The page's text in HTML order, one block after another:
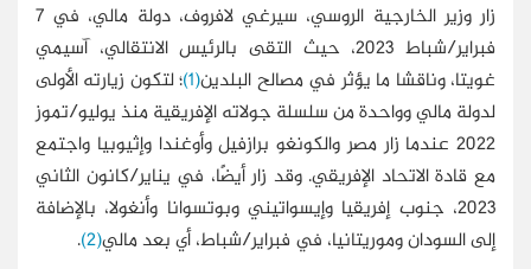
زار وزير الخارجية الروسي، سيرغي لافروف، دولة مالي، في 7
فبراير/شباط 2023، حيث التقى بالرئيس الانتقالي، آسيمي
غويتا، وناقشا ما يؤثر في مصالح البلدين(1) ؛ لتكون زيارته الأولى
لدولة مالي وواحدة من سلسلة جولاته الإفريقية منذ يوليو/تموز
2022 عندما زار مصر والكونغو برازفيل وأوغندا وإثيوبيا واجتمع
مع قادة الاتحاد الإفريقي. وقد زار أيضًا، في يناير/كانون الثاني
2023، جنوب إفريقيا وإيسواتيني وبوتسوانا وأنغولا، بالإضافة
إلى السودان وموريتانيا، في فبراير/شباط، أي بعد مالي(2)
.